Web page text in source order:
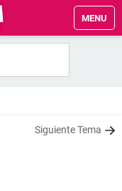
MENU
Siguiente Tema